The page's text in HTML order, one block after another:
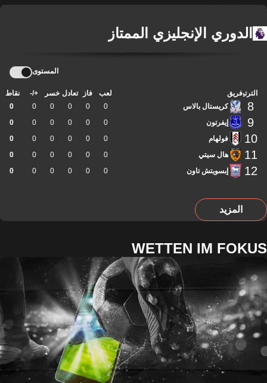
الدوري الإنجليزي الممتاز
المستوى
الترتيبفريق لعب فاز تعادل خسر +/- نقاط
8 كريستال بالاس 0
0
0
0
0
0
9 إيفرتون 0
0
0
0
0
0
10 فولهام 0
0
0
0
0
0
11 هال سيتي 0
0
0
0
0
0
12 إبسويتش تاون 0
0
0
0
0
0
المزيد
WETTEN IM FOKUS